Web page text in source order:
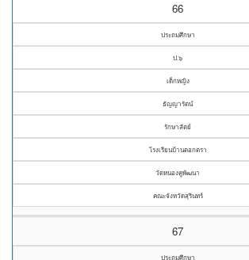
66
ประถมศึกษา
ป.๖
เด็กหญิง
ธัญญารัตน์
รักษาสัตย์
โรงเรียนบ้านตอกตรา
วัดหนองคูพัฒนา
คณะจังหวัดสุรินทร์
67
ประถมศึกษา